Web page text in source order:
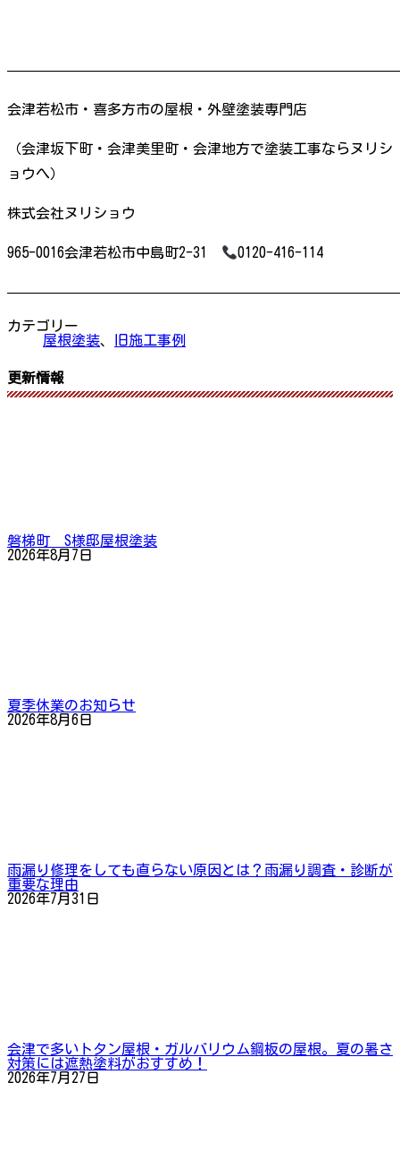
会津若松市・喜多方市の屋根・外壁塗装専門店
（会津坂下町・会津美里町・会津地方で塗装工事ならヌリシ
ョウへ）
株式会社ヌリショウ
965-0016会津若松市中島町2-31 0120-416-114
カテゴリー
屋根塗装、 旧施工事例
更新情報
磐梯町 S様邸屋根塗装
2026年8月7日
夏季休業のお知らせ
2026年8月6日
雨漏り修理をしても直らない原因とは？雨漏り調査・診断が
重要な理由
2026年7月31日
会津で多いトタン屋根・ガルバリウム鋼板の屋根。夏の暑さ
対策には遮熱塗料がおすすめ！
2026年7月27日